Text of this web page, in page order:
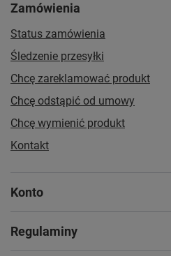
Zamówienia
Status zamówienia
Śledzenie przesyłki
Chcę zareklamować produkt
Chcę odstąpić od umowy
Chcę wymienić produkt
Kontakt
Konto
Regulaminy